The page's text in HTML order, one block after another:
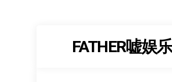
FATHER嘘娱乐